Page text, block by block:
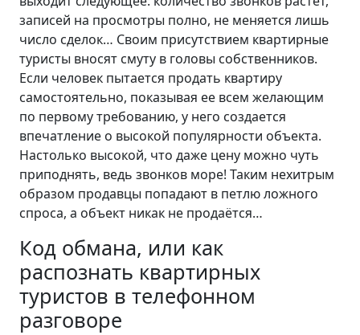
записей на просмотры полно, не меняется лишь
число сделок… Своим присутствием квартирные
туристы вносят смуту в головы собственников.
Если человек пытается продать квартиру
самостоятельно, показывая ее всем желающим
по первому требованию, у него создается
впечатление о высокой популярности объекта.
Настолько высокой, что даже цену можно чуть
приподнять, ведь звонков море! Таким нехитрым
образом продавцы попадают в петлю ложного
спроса, а объект никак не продаётся…
Код обмана, или как
распознать квартирных
туристов в телефонном
разговоре